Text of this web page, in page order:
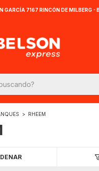
GARCÍA 7167 RINCÓN DE MILBERG -
> RHEEM